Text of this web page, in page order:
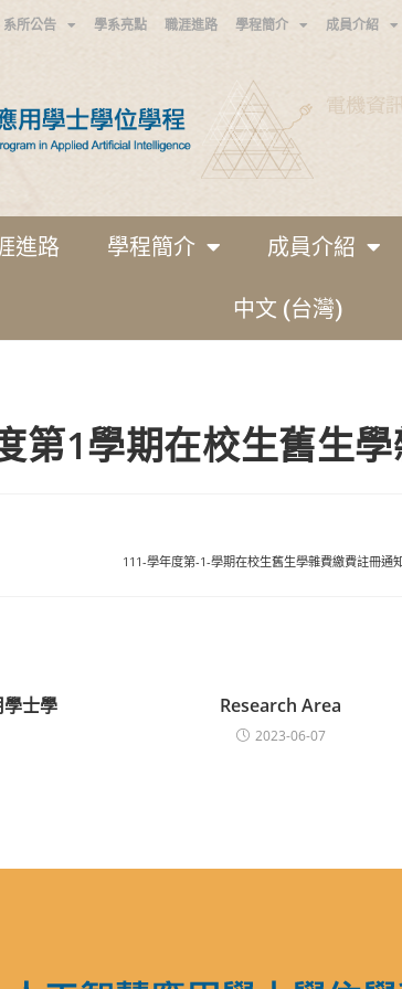
系所公告 學系亮點 職涯進路 學程簡介 成員介紹
進路 學程簡介 成員介紹
中文 (台灣)
第1學期在校生舊生
111-學年度第-1-學期在校生舊生學雜費繳費註冊通
士學
Research Area
2023-06-07